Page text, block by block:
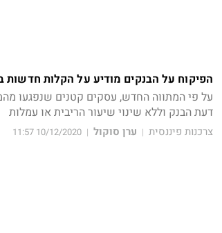
הפיקוח על הבנקים מודיע על הקלות
על פי המתווה החדש, עסקים קטנים שנפגעו
דעת הבנק וללא שינוי שיעור הריבית או עמלות
צרכנות פיננסית | ערן סוקול |
10/12/2020 11:57